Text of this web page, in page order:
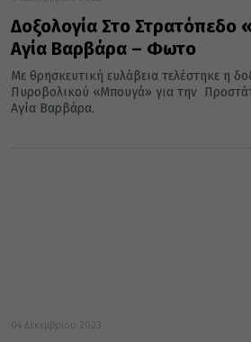
Δοξολογία Στο Στρατόπεδο
Αγία Βαρβάρα – Φωτο
Με θρησκευτική ευλάβεια τελέστηκε η
Πυροβολικού «Μπουγά» για την
Αγία Βαρβάρα.
04 Δεκεμβρίου 2023